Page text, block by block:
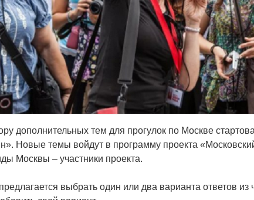
дополнительных тем для прогулок по Москве
Новые темы войдут в программу проекта
Москвы – участники проекта.
выбрать один или два варианта ответов из